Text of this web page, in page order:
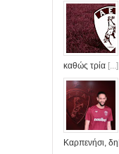
καθώς τρία [...]
Καρπενήσι, δη